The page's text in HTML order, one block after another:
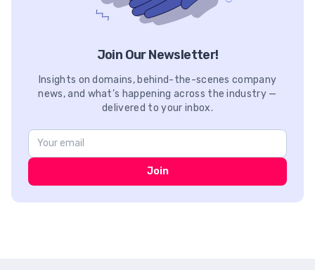
Join Our Newsletter!
Insights on domains, behind-the-scenes company
news, and what’s happening across the industry —
delivered to your inbox.
Join